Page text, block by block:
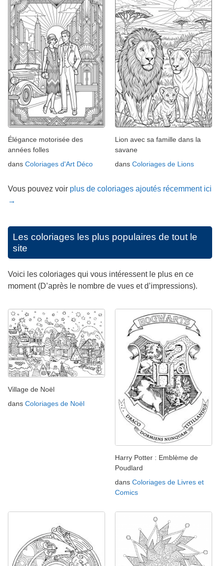
Élégance motorisée des
années folles
dans Coloriages d'Art Déco
Lion avec sa famille dans la
savane
dans Coloriages de Lions
Vous pouvez voir plus de coloriages ajoutés récemment ici
→
Les coloriages les plus populaires de tout le
site
Voici les coloriages qui vous intéressent le plus en ce
moment (D’après le nombre de vues et d’impressions).
Village de Noël
dans Coloriages de Noël
Harry Potter : Emblème de
Poudlard
dans Coloriages de Livres et
Comics